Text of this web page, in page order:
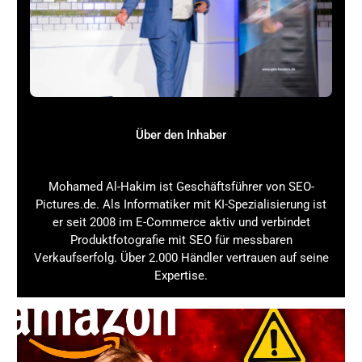
Amazon Basics – Leichtes
Fernstativ (1,52 m Höhe)
Produktdaten:
Maximale Höhe: 152 cm
: Sehr leicht und tragbar
Kameras und Ferngläsern
Besonderheiten : Inklusive Tragetasche,
schnell und einfach aufzubauen
Über den Inhaber
Mohamed Al-Hakim ist Geschäftsführer von SEO-
Pictures.de. Als Informatiker mit KI-Spezialisierung ist
er seit 2008 im E-Commerce aktiv und verbindet
Produktfotografie mit SEO für messbaren
Verkaufserfolg. Über 2.000 Händler vertrauen auf seine
Expertise.